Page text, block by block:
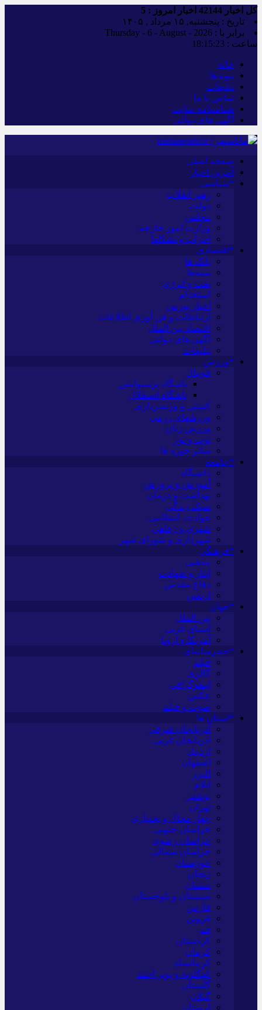
کل اخبار اخبار امروز : 5
تاریخ : پنجشنبه, ۱۵ مرداد , ۱۴۰۵
برابر با : Thursday - 6 - August - 2026
ساعت : 18:15:24
خانه
پیوندها
تبلیغات
تماس با ما
شناسنامه سایت
آگهی های دولتی
صفحه اصلی
آخرین اخبار
*سیاسی
رهبر انقلاب
دولت
مجلس
وزارت امور خارجه
احزاب و تشکلها
*اقتصادی
بانک ها
بیمه‌ها
نفت و انرژی
استخدام
اخبار بورس
ارتباطات و فن آوری اطلاعات
اقتصاد بین الملل
آگهی های دولتی
تبلیغات
*ورزش
فوتبال
باشگاه پرسپولیس
باشگاه استقلال
کشتی و وزنه‌برداری
ورزشهای رزمی
ورزش زنان
توپ و تور
سایر حوزه ها
*جامعه
دانشگاه
آموزش و پرورش
بهداشت و درمان
سبک زندگی
حوادث، انتظامی
شهری و رفاهی
شهرداری و شورای شهر
*فرهنگی
مذهبی
ایثار و شهادت
دفاع مقدس
اربعین
*جهان
بین الملل
آسیای غربی
آمریکا و اروپا
*چندرسانه‌ای
فیلم
گالری
اینفوگرافی
عکس
صوت و فیلم
*استان ها
آذربایجان شرقی
آذربایجان غربی
اردبیل
اصفهان
البرز
ایلام
بوشهر
تهران
چهار محال و بختیاری
خراسان جنوبی
خراسان رضوی
خراسان شمالی
خوزستان
زنجان
سمنان
سیستان و بلوچستان
فارس
قزوین
قم
کردستان
کرمان
کرمانشاه
کهگلویه و بویر احمد
گلستان
گیلان
لرستان